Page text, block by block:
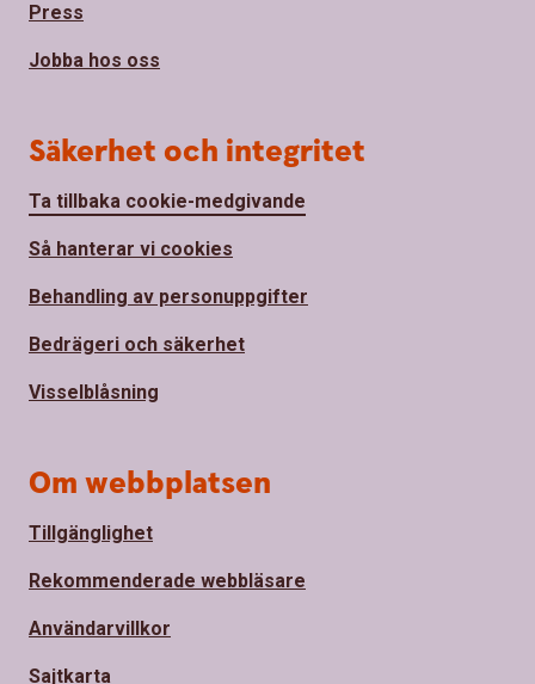
Press
Jobba hos oss
Säkerhet och integritet
Ta tillbaka cookie-medgivande
Så hanterar vi cookies
Behandling av personuppgifter
Bedrägeri och säkerhet
Visselblåsning
Om webbplatsen
Tillgänglighet
Rekommenderade webbläsare
Användarvillkor
Sajtkarta